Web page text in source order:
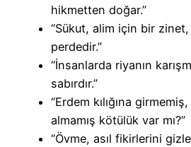
hikmetten doğar.”
“Sükut, alim için bir
perdedir.”
“İnsanlarda riyanın
sabırdır.”
“Erdem kılığına
almamış kötülük var mı?”
“Övme, asıl fikirlerini